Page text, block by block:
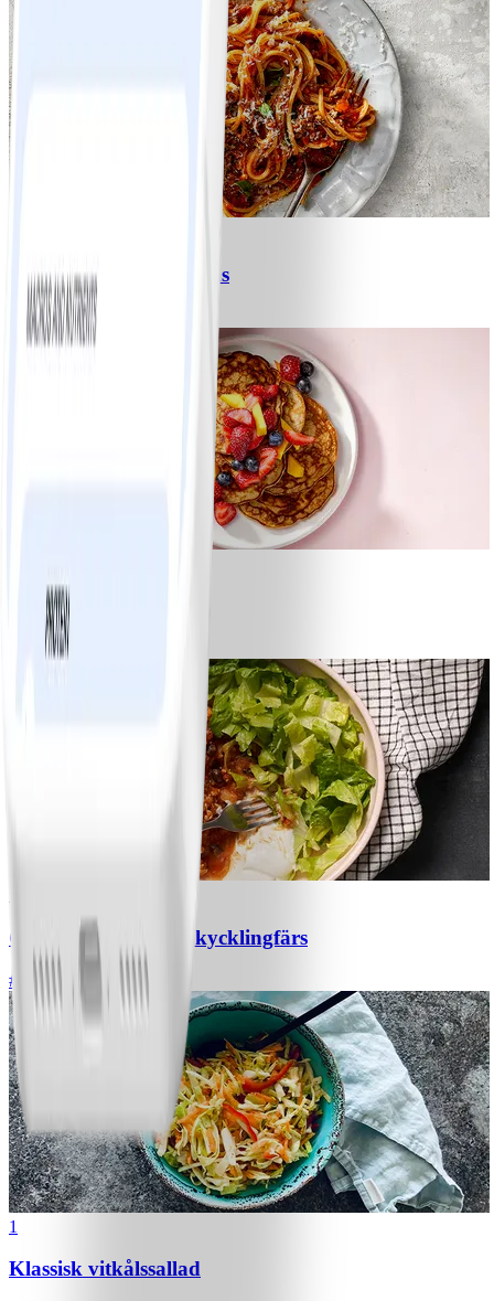
Spagetti med köttfärssås
Lätt10 MIN
Bananpannkakor
5 MIN
Chili con carne med kycklingfärs
# Lätt
1
Klassisk vitkålssallad